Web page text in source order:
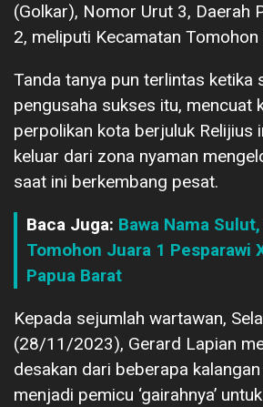
(Golkar), Nomor Urut 3, Daerah
2, meliputi Kecamatan Tomohon
Tanda tanya pun terlintas ketika
pengusaha sukses itu, mencuat
perpolikan kota berjuluk Relijius
keluar dari zona nyaman
saat ini berkembang pesat.
Baca Juga: Bawa Nama
Tomohon Juara 1 Pesparawi
Papua Barat
Kepada sejumlah wartawan,
(28/11/2023), Gerard Lapian
desakan dari beberapa
menjadi pemicu ‘gairahnya’